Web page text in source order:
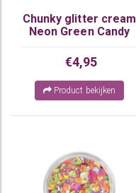
Chunky glitter cream
Neon Green Candy
€4,95
Product bekijken